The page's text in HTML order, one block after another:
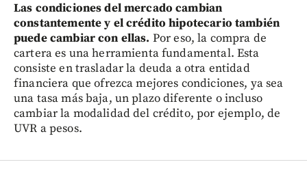
Las condiciones del mercado cambian
constantemente y el crédito hipotecario también
puede cambiar con ellas. Por eso, la compra de
cartera es una herramienta fundamental. Esta
consiste en trasladar la deuda a otra entidad
financiera que ofrezca mejores condiciones, ya sea
una tasa más baja, un plazo diferente o incluso
cambiar la modalidad del crédito, por ejemplo, de
UVR a pesos.